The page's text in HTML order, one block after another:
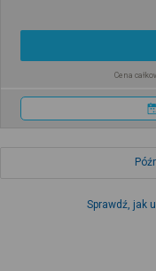
Cena
Sprawdź, jak